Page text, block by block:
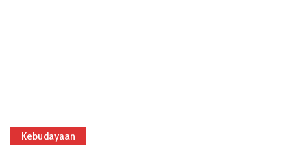
Kebudayaan